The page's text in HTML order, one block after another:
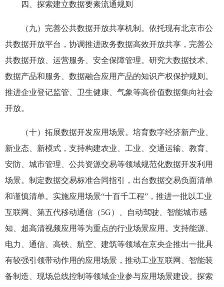
四、探索建立数据要素流通规则
（九）完善公共数据开放共享机制。依托现有北京市公
共数据开放平台，协调推进政务数据高效开放共享，完善公
共数据开放、运营服务、安全保障管理。研究大数据技术、
数据产品和服务、数据融合应用产品的知识产权保护规则。
推进企业登记监管、卫生健康、气象等高价值数据集向社会
开放。
（十）拓展数据开发应用场景。培育数字经济新产业、
新业态、新模式，支持构建农业、工业、交通运输、教育、
安防、城市管理、公共资源交易等领域规范化数据开发利用
场景。制定数据交易标准合同指引，出台数据交易负面清单
和谨慎清单。实施应用场景“十百千工程”，推进一批以工业
互联网、第五代移动通信（5G）、自动驾驶、智能城市感
知、超高清视频应用等为重点的行业场景应用。支持能源、
电力、通信、高铁、航空、建筑等领域在京央企推出一批具
有较强引领带动作用的应用场景，推动工业互联网、智能装
备制造、现场总线控制等领域企业参与应用场景建设。探索